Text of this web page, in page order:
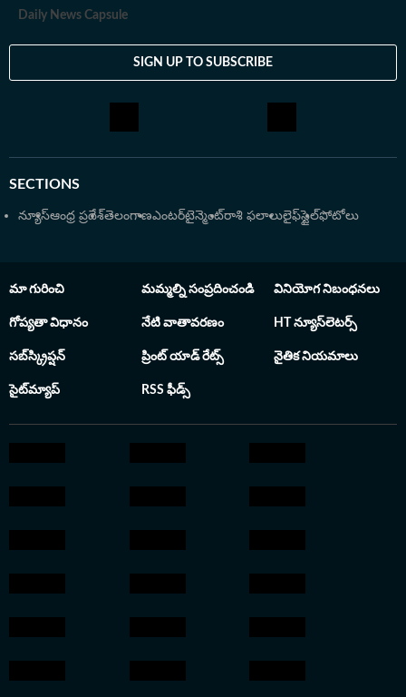
Daily News Capsule
SIGN UP TO SUBSCRIBE
SECTIONS
న్యూస్ఆంధ్ర ప్రదేశ్తెలంగాణఎంటర్‌టైన్మెంట్రాశి ఫలాలులైఫ్‌స్టైల్ఫోటోలు
మా గురించి మమ్మల్ని సంప్రదించండి వినియోగ నిబంధనలు
గోప్యతా విధానం నేటి వాతావరణం HT న్యూస్‌లెటర్స్
సబ్‌స్క్రిప్షన్ ప్రింట్ యాడ్ రేట్స్ నైతిక నియమాలు
సైట్‌మ్యాప్ RSS ఫీడ్స్